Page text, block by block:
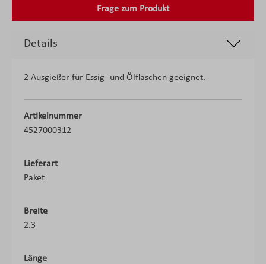
Frage zum Produkt
Details
2 Ausgießer für Essig- und Ölflaschen geeignet.
Artikelnummer
4527000312
Lieferart
Paket
Breite
2.3
Länge